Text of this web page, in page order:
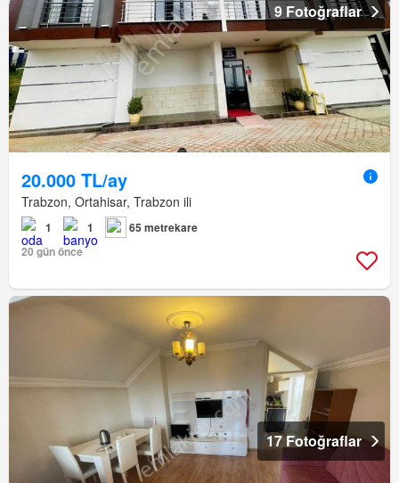
9 Fotoğraflar
20.000 TL/ay
Trabzon, Ortahisar, Trabzon ili
1 1
65 metrekare
20 gün önce
17 Fotoğraflar